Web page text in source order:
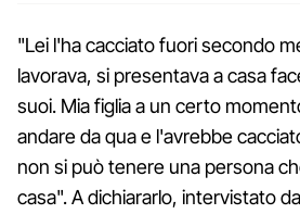
"Lei l'ha cacciato fuori secondo
lavorava, si presentava a casa
suoi. Mia figlia a un certo
andare da qua e l'avrebbe
non si può tenere una persona
casa". A dichiararlo, intervistato